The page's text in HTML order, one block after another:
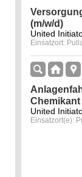
(m/w/d)
United
Einsatzort:
Chemikant
United
Einsatzort(e):